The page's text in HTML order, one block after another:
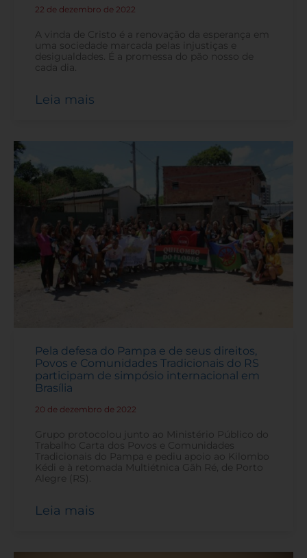
22 de dezembro de 2022
A vinda de Cristo é a renovação da esperança em
uma sociedade marcada pelas injustiças e
desigualdades. É a promessa do pão nosso de
cada dia.
Leia mais
Pela defesa do Pampa e de seus direitos,
Povos e Comunidades Tradicionais do RS
participam de simpósio internacional em
Brasília
20 de dezembro de 2022
Grupo protocolou junto ao Ministério Público do
Trabalho Carta dos Povos e Comunidades
Tradicionais do Pampa e pediu apoio ao Kilombo
Kédi e à retomada Multiétnica Gãh Ré, de Porto
Alegre (RS).
Leia mais